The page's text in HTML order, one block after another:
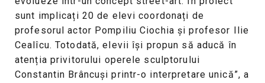
sunt implicați 20 de elevi coordonați de
profesorul actor Pompiliu Ciochia și profesor Ilie
Cealîcu. Totodată, elevii își propun să aducă în
atenția privitorului operele sculptorului
Constantin Brâncuși printr-o interpretare unică”, a